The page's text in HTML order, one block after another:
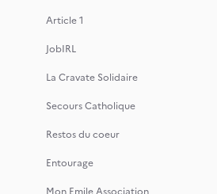
Article 1
JobIRL
La Cravate Solidaire
Secours Catholique
Restos du coeur
Entourage